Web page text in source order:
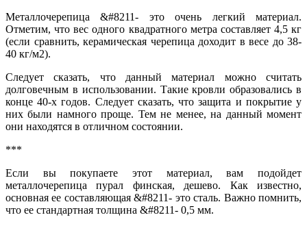
Металлочерепица &#8211- это очень легкий материал.
Отметим, что вес одного квадратного метра составляет 4,5 кг
(если сравнить, керамическая черепица доходит в весе до 38-
40 кг/м2).
Следует сказать, что данный материал можно считать
долговечным в использовании. Такие кровли образовались в
конце 40-х годов. Следует сказать, что защита и покрытие у
них были намного проще. Тем не менее, на данный момент
они находятся в отличном состоянии.
***
Если вы покупаете этот материал, вам подойдет
металлочерепица пурал финская, дешево. Как известно,
основная ее составляющая &#8211- это сталь. Важно помнить,
что ее стандартная толщина &#8211- 0,5 мм.